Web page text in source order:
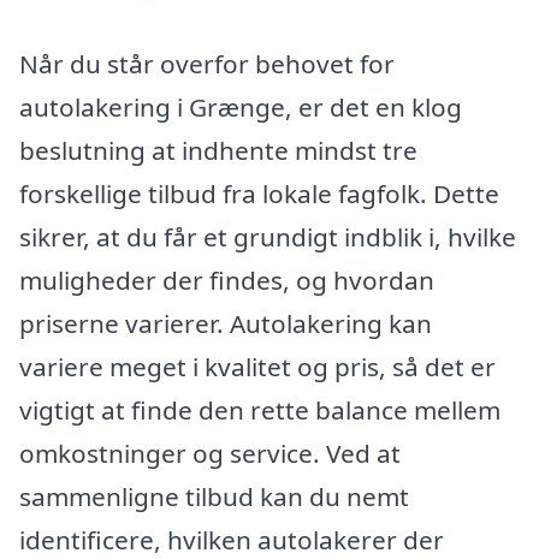
Når du står overfor behovet for
autolakering i Grænge, er det en klog
beslutning at indhente mindst tre
forskellige tilbud fra lokale fagfolk. Dette
sikrer, at du får et grundigt indblik i, hvilke
muligheder der findes, og hvordan
priserne varierer. Autolakering kan
variere meget i kvalitet og pris, så det er
vigtigt at finde den rette balance mellem
omkostninger og service. Ved at
sammenligne tilbud kan du nemt
identificere, hvilken autolakerer der